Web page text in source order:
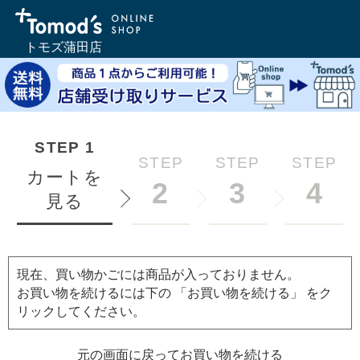
トモズ蒲田店
STEP 1
カートを
見る
STEP
2
STEP
3
STEP
4
現在、買い物かごには商品が入っておりません。
お買い物を続けるには下の 「お買い物を続ける」 をク
リックしてください。
元の画面に戻ってお買い物を続ける